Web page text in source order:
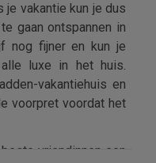
je vakantie kun je dus
gaan ontspannen in
nog fijner en kun je
luxe in het huis.
vakantiehuis en
voorpret voordat het
vriendinnen een